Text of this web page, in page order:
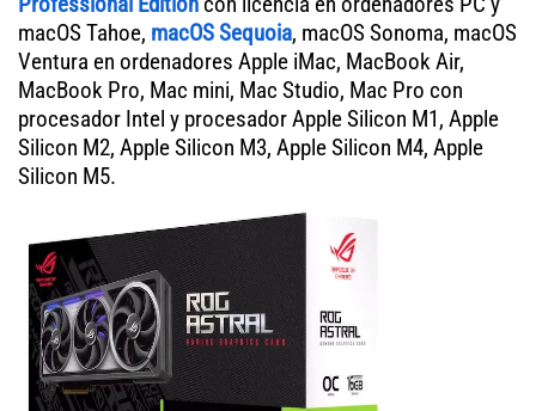
macOS Tahoe, macOS Sequoia, macOS Sonoma, macOS
Ventura en ordenadores Apple iMac, MacBook Air,
MacBook Pro, Mac mini, Mac Studio, Mac Pro con
procesador Intel y procesador Apple Silicon M1, Apple
Silicon M2, Apple Silicon M3, Apple Silicon M4, Apple
Silicon M5.